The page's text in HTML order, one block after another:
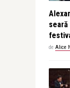
de Alice